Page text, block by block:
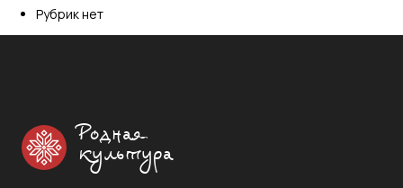
Рубрик нет
Родная
культура